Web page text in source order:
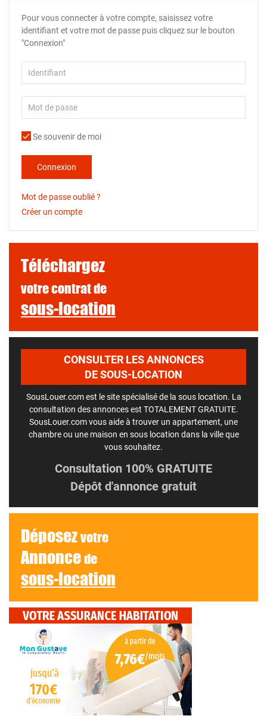
Pour vous connecter à votre compte, saisissez votre
identifiant et votre mot de passe puis cliquez sur le bouton
"Connexion"
Se souvenir de moi
Connexion
Mot de passe oublié ?
Créer un compte
Téléchargez
votre contrat de
sous-location
CONSULTER LES ANNONCES
DE SOUS-LOCATION
SousLouer.com est le site spécialisé de la sous location. La
consultation des annonces est TOTALEMENT GRATUITE.
SousLouer.com vous aide à trouver un appartement, une
chambre ou une maison en sous location dans la ville que
vous souhaitez.
Consultation 100% GRATUITE
Dépôt d'annonce gratuit
Déposezvotre
Annoncede
sous-location